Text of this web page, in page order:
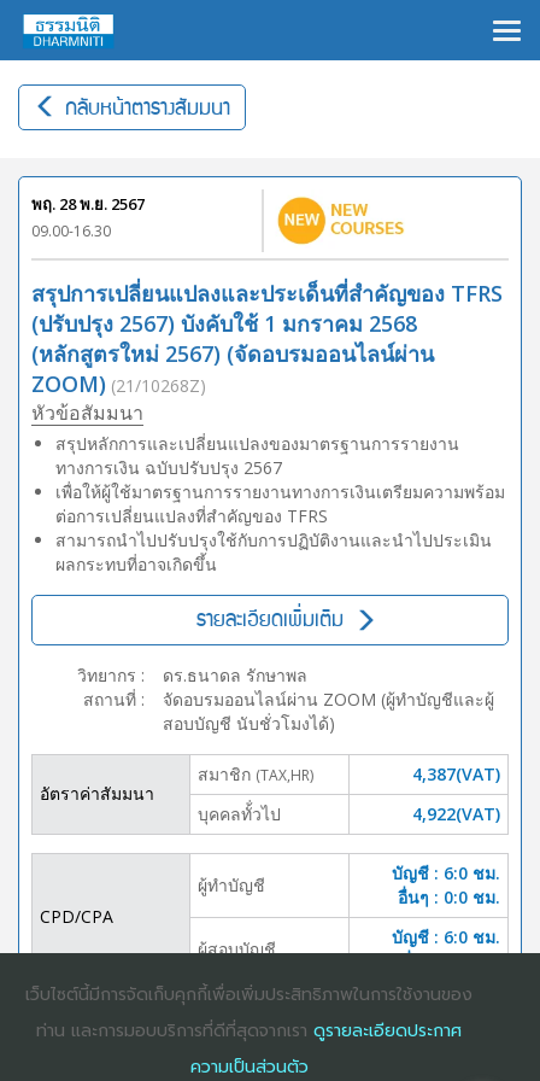
กลับหน้าตารางสัมมนา
พฤ. 28 พ.ย. 2567
09.00-16.30
สรุปการเปลี่ยนแปลงและประเด็นที่สำคัญของ TFRS
(ปรับปรุง 2567) บังคับใช้ 1 มกราคม 2568
(หลักสูตรใหม่ 2567) (จัดอบรมออนไลน์ผ่าน
ZOOM) (21/10268Z)
หัวข้อสัมมนา
สรุปหลักการและเปลี่ยนแปลงของมาตรฐานการรายงาน
ทางการเงิน ฉบับปรับปรุง 2567
เพื่อให้ผู้ใช้มาตรฐานการรายงานทางการเงินเตรียมความพร้อม
ต่อการเปลี่ยนแปลงที่สำคัญของ TFRS
สามารถนำไปปรับปรุงใช้กับการปฏิบัติงานและนำไปประเมิน
ผลกระทบที่อาจเกิดขึ้น
รายละเอียดเพิ่มเติม
วิทยากร :
ดร.ธนาดล รักษาพล
สถานที่ :
จัดอบรมออนไลน์ผ่าน ZOOM (ผู้ทำบัญชีและผู้
สอบบัญชี นับชั่วโมงได้)
อัตราค่าสัมมนา
สมาชิก (TAX,HR)
4,387(VAT)
บุคคลทั้่วไป
4,922(VAT)
CPD/CPA
ผู้ทำบัญชี
บัญชี : 6:0 ชม.
อื่นๆ : 0:0 ชม.
ผู้สอบบัญชี
บัญชี : 6:0 ชม.
ปิดจอง
BROCHURE
เว็บไซต์นี้มีการจัดเก็บคุกกี้เพื่อเพิ่มประสิทธิภาพในการใช้งานของ
ท่าน และการมอบบริการที่ดีที่สุดจากเรา ดูรายละเอียดประกาศ
ความเป็นส่วนตัว
×